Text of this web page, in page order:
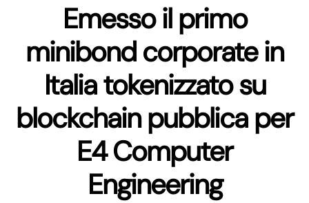
Emesso il primo
minibond corporate in
Italia tokenizzato su
blockchain pubblica per
E4 Computer
Engineering